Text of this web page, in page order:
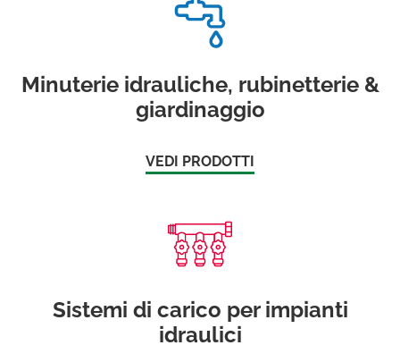
Minuterie idrauliche, rubinetterie &
giardinaggio
VEDI PRODOTTI
Sistemi di carico per impianti
idraulici